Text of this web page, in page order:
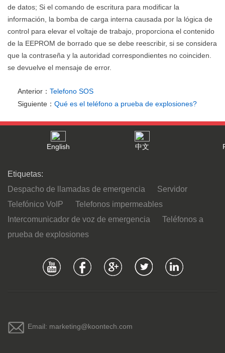
de datos; Si el comando de escritura para modificar la
información, la bomba de carga interna causada por la lógica de
control para elevar el voltaje de trabajo, proporciona el contenido
de la EEPROM de borrado que se debe reescribir, si se considera
que la contraseña y la autoridad correspondientes no coinciden.
se devuelve el mensaje de error.
Anterior： Telefono SOS
Siguiente： Qué es el teléfono a prueba de explosiones?
English 中文
Etiquetas:
Despacho de llamadas de emergencia
Servidor
Telefónico VoIP
Telefonos impermeables
Intercomunicador de voz de emergencia
Teléfonos a
prueba de explosiones
Email: marketing@koontech.com